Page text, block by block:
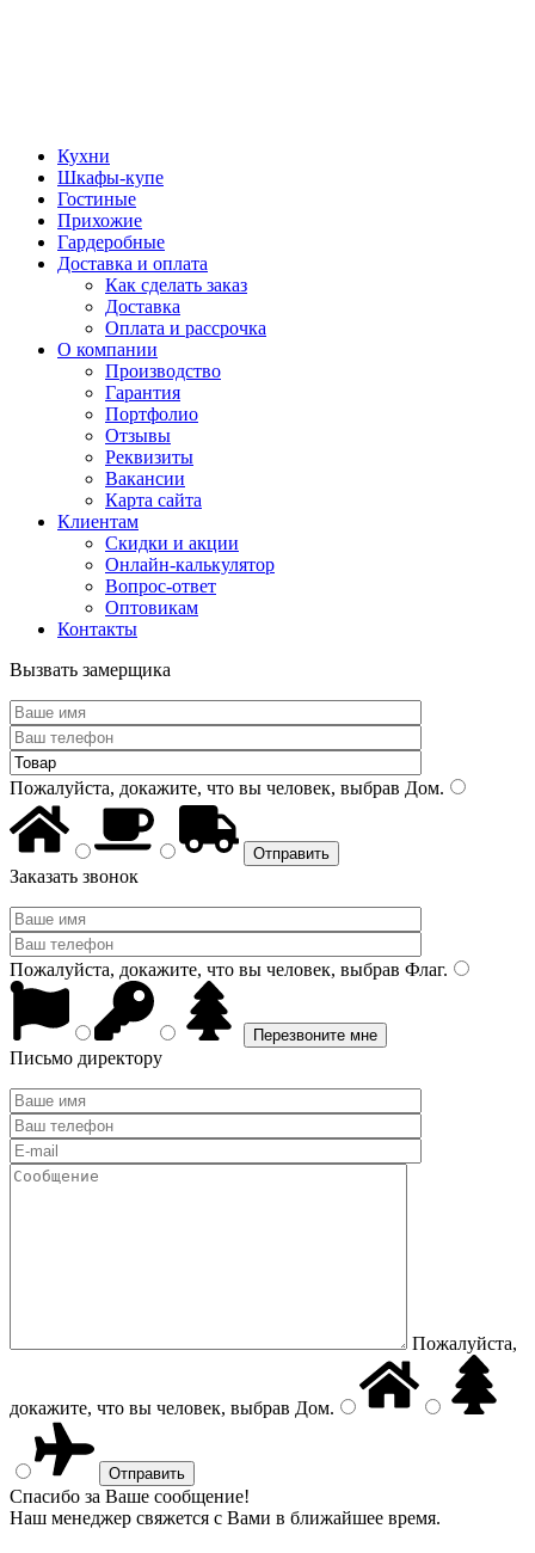
Кухни
Шкафы-купе
Гостиные
Прихожие
Гардеробные
Доставка и оплата
Как сделать заказ
Доставка
Оплата и рассрочка
О компании
Производство
Гарантия
Портфолио
Отзывы
Реквизиты
Вакансии
Карта сайта
Клиентам
Скидки и акции
Онлайн-калькулятор
Вопрос-ответ
Оптовикам
Контакты
Вызвать замерщика
Пожалуйста, докажите, что вы человек, выбрав Дом.
Заказать звонок
Пожалуйста, докажите, что вы человек, выбрав Флаг.
Письмо директору
Пожалуйста,
докажите, что вы человек, выбрав Дом.
Спасибо за Ваше сообщение!
Наш менеджер свяжется с Вами в ближайшее время.